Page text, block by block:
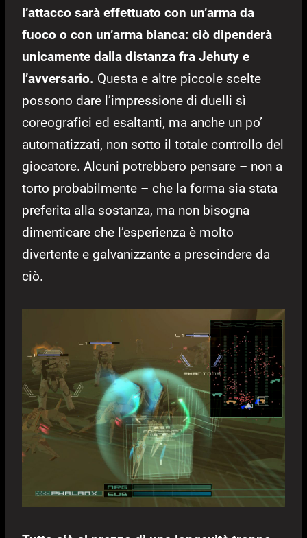
l’attacco sarà effettuato con un’arma da
fuoco o con un’arma bianca: ciò dipenderà
unicamente dalla distanza fra Jehuty e
l’avversario. Questa e altre piccole scelte
possono dare l’impressione di duelli sì
coreografici ed esaltanti, ma anche un po’
automatizzati, non sotto il totale controllo del
giocatore. Alcuni potrebbero pensare – non a
torto probabilmente – che la forma sia stata
preferita alla sostanza, ma non bisogna
dimenticare che l’esperienza è molto
divertente e galvanizzante a prescindere da
ciò.